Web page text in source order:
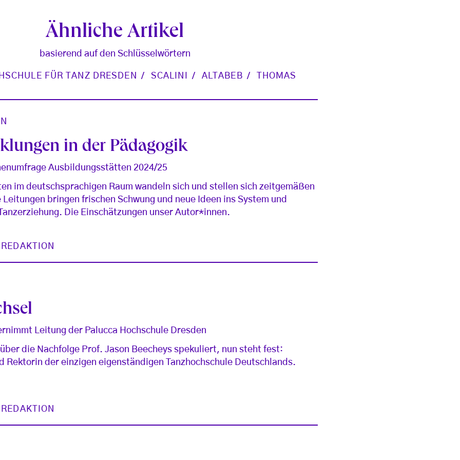
Ähnliche Artikel
basierend auf den Schlüsselwörtern
FÜR TANZ DRESDEN SCALINI ALTABEB THOMAS
in der Pädagogik
Ausbildungsstätten 2024/25
im deutschsprachigen Raum wandeln sich und stellen sich zeitgemäßen
bringen frischen Schwung und neue Ideen ins System und
Die Einschätzungen unser Autor*innen.
Leitung der Palucca Hochschule Dresden
die Nachfolge Prof. Jason Beecheys spekuliert, nun steht fest:
Rektorin der einzigen eigenständigen Tanzhochschule Deutschlands.